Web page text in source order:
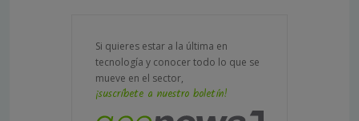
Si quieres estar a la última en
tecnología y conocer todo lo que se
mueve en el sector,
¡suscríbete a nuestro boletín!